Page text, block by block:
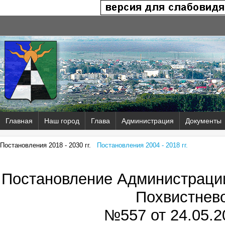
Главная Наш город Глава Администрация Документы
Постановления 2018 - 2030 гг. Постановления 2004 - 2018 гг.
Постановление
№557 от